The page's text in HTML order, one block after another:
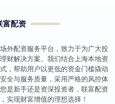
富配资
外配资服务平台，致力于为广大投
财解决方案。我们结合上海本地资
，帮助用户以更低的资金门槛撬动
全与服务质量，采用严格的风控体
是新手还是资深投资者，联富配资
实现财富增值的理想选择！